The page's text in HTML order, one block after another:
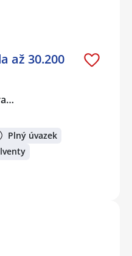
až 30.200
Plný úvazek